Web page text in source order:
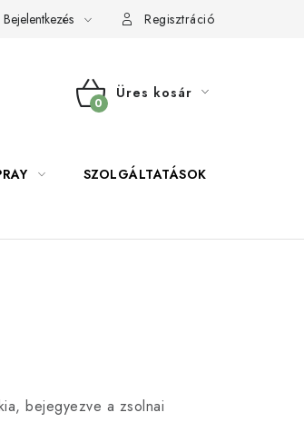
Bejelentkezés Regisztráció
KOSÁR
Üres kosár
SZOLGÁLTATÁSOK
bejegyezve a zsolnai